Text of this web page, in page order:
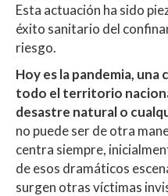
Esta actuación ha sido
éxito sanitario del
riesgo.
Hoy es la pandemia, una
todo el territorio
desastre natural o
no puede ser de otra
centra siempre,
de esos dramáticos
surgen otras víctimas